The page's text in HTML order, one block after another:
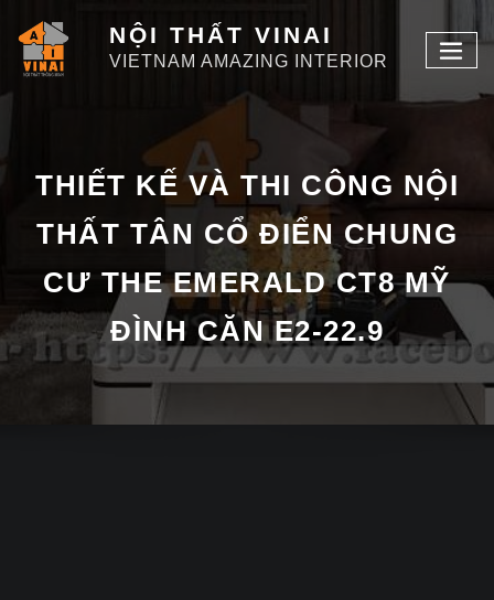
NỘI THẤT VINAI
VIETNAM AMAZING INTERIOR
THIẾT KẾ VÀ THI CÔNG NỘI
THẤT TÂN CỔ ĐIỂN CHUNG
CƯ THE EMERALD CT8 MỸ
ĐÌNH CĂN E2-22.9